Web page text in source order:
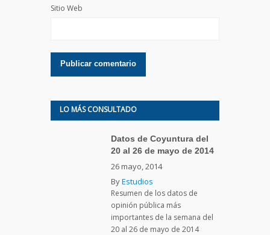
Sitio Web
LO MÁS CONSULTADO
Datos de Coyuntura del
20 al 26 de mayo de 2014
26 mayo, 2014
ByEstudios
Resumen de los datos de
opinión pública más
importantes de la semana del
20 al 26 de mayo de 2014